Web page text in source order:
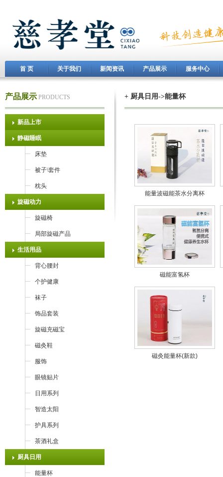
首 页 关于我们 新闻资讯 产品展示 服务中心
产品展示 PRODUCTS
新品上市
静磁睡眠
床垫
被子\套件
枕头
旋磁动力
旋磁椅
局部旋磁产品
生活用品
背心腰封
个护健康
袜子
饰品套装
旋磁充磁宝
磁灸鞋
服饰
眼镜贴片
日用系列
智造太阳
护具系列
茶酒礼盒
厨具日用
能量杯
+ 厨具日用->能量杯
能量波磁能茶水分离杯
磁能富氢杯
磁灸能量杯(新款)